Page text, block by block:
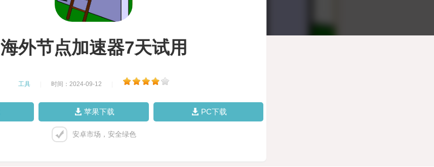
海外节点加速器7天试用
工具 时间：2024-09-12
苹果下载 PC下载
安卓市场，安全绿色